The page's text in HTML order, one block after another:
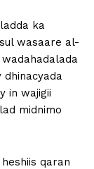
ka
wasaare al-
dhinacyada
in wajigii
midnimo
qaran